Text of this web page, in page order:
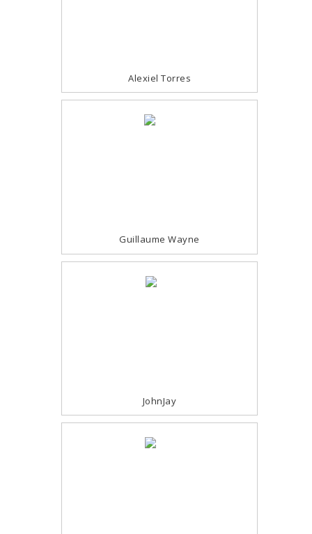
Alexiel Torres
Guillaume Wayne
JohnJay